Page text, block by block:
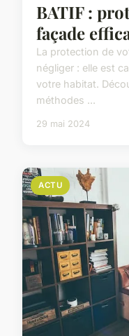
BATIF :
façade
La protection de
négliger : elle est
votre habitat.
méthodes ...
29 mai 2024
ACTU